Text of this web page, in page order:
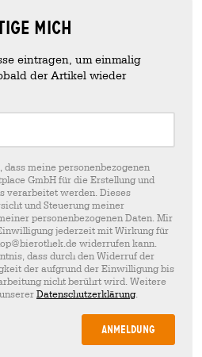
mich
eintragen, um einmalig
der Artikel wieder
meine personenbezogenen
GmbH für die Erstellung und
verarbeitet werden. Dieses
und Steuerung meiner
personenbezogenen Daten. Mir
jederzeit mit Wirkung für
widerrufen kann.
dass durch den Widerruf der
der aufgrund der Einwilligung bis
nicht berührt wird. Weitere
Datenschutzerklärung.
Anmeldung